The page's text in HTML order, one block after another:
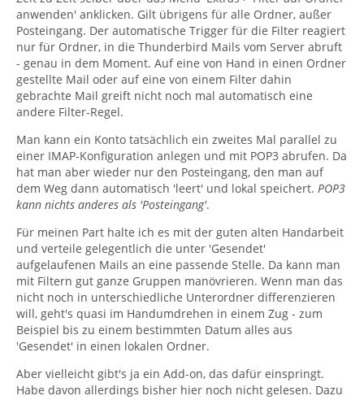
anwenden' anklicken. Gilt übrigens für alle Ordner, außer
Posteingang. Der automatische Trigger für die Filter reagiert
nur für Ordner, in die Thunderbird Mails vom Server abruft
- genau in dem Moment. Auf eine von Hand in einen Ordner
gestellte Mail oder auf eine von einem Filter dahin
gebrachte Mail greift nicht noch mal automatisch eine
andere Filter-Regel.
Man kann ein Konto tatsächlich ein zweites Mal parallel zu
einer IMAP-Konfiguration anlegen und mit POP3 abrufen. Da
hat man aber wieder nur den Posteingang, den man auf
dem Weg dann automatisch 'leert' und lokal speichert. POP3
kann nichts anderes als 'Posteingang'.
Für meinen Part halte ich es mit der guten alten Handarbeit
und verteile gelegentlich die unter 'Gesendet'
aufgelaufenen Mails an eine passende Stelle. Da kann man
mit Filtern gut ganze Gruppen manövrieren. Wenn man das
nicht noch in unterschiedliche Unterordner differenzieren
will, geht's quasi im Handumdrehen in einem Zug - zum
Beispiel bis zu einem bestimmten Datum alles aus
'Gesendet' in einen lokalen Ordner.
Aber vielleicht gibt's ja ein Add-on, das dafür einspringt.
Habe davon allerdings bisher hier noch nicht gelesen. Dazu